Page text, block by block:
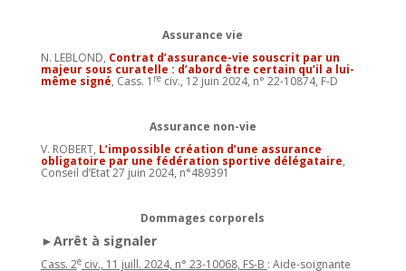
Assurance vie
N. LEBLOND, Contrat d’assurance-vie souscrit par un
majeur sous curatelle : d’abord être certain qu’il a lui-
même signé, Cass. 1 reciv., 12 juin 2024, n° 22-10874, F-D
Assurance non-vie
V. ROBERT, L’impossible création d’une assurance
obligatoire par une fédération sportive délégataire,
Conseil d’Etat 27 juin 2024, n°489391
Dommages corporels
►Arrêt à signaler
Cass. 2eciv., 11 juill. 2024, n° 23-10068, FS-B : Aide-soignante